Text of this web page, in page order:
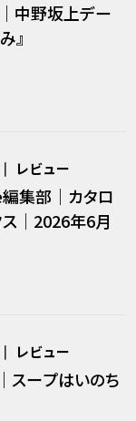
中野坂上デー
』
レビュー
集部｜カタロ
ス｜2026年6月
レビュー
スープはいのち